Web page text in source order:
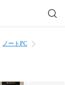
ノートPC